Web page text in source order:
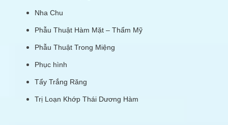
Nha Chu
Phẫu Thuật Hàm Mặt – Thẩm Mỹ
Phẫu Thuật Trong Miệng
Phục hình
Tẩy Trắng Răng
Trị Loạn Khớp Thái Dương Hàm